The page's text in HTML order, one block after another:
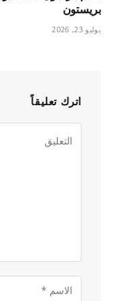
بريستون
يوليو 23, 2026
اترك تعليقاً